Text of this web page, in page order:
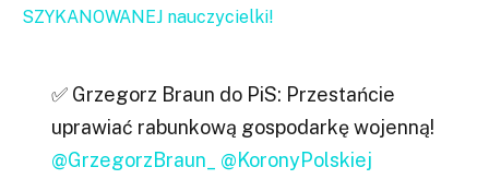
SZYKANOWANEJ nauczycielki!
✅ Grzegorz Braun do PiS: Przestańcie
uprawiać rabunkową gospodarkę wojenną!
@GrzegorzBraun_
@KoronyPolskiej